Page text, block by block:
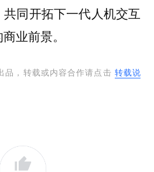
同开拓下一代人机交互
业前景。
品，转载或内容合作请点击 转载说